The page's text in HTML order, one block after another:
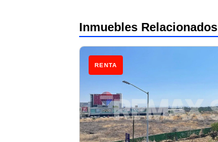
Inmuebles Relacionados
RENTA